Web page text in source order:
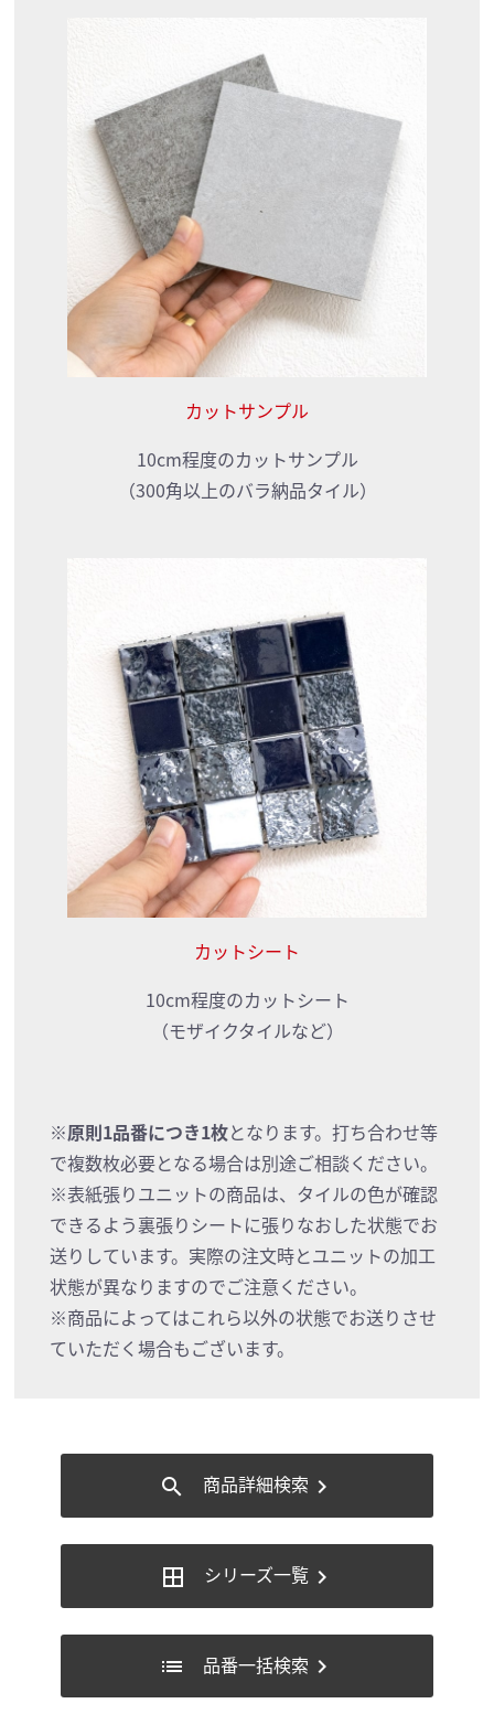
カットサンプル
10cm程度のカットサンプル
（300角以上のバラ納品タイル）
カットシート
10cm程度のカットシート
（モザイクタイルなど）
※原則1品番につき1枚となります。打ち合わせ等
で複数枚必要となる場合は別途ご相談ください。
※表紙張りユニットの商品は、タイルの色が確認
できるよう裏張りシートに張りなおした状態でお
送りしています。実際の注文時とユニットの加工
状態が異なりますのでご注意ください。
※商品によってはこれら以外の状態でお送りさせ
ていただく場合もございます。
search 商品詳細検索 chevron_right
border_all シリーズ一覧chevron_right
list 品番一括検索 chevron_right